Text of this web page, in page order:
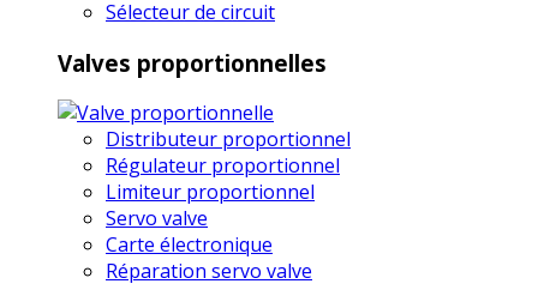
Sélecteur de circuit
Valves proportionnelles
Distributeur proportionnel
Régulateur proportionnel
Limiteur proportionnel
Servo valve
Carte électronique
Réparation servo valve